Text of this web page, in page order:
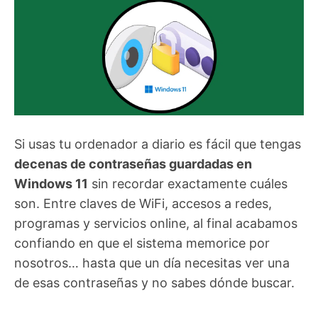
Si usas tu ordenador a diario es fácil que tengas
decenas de contraseñas guardadas en
Windows 11 sin recordar exactamente cuáles
son. Entre claves de WiFi, accesos a redes,
programas y servicios online, al final acabamos
confiando en que el sistema memorice por
nosotros… hasta que un día necesitas ver una
de esas contraseñas y no sabes dónde buscar.